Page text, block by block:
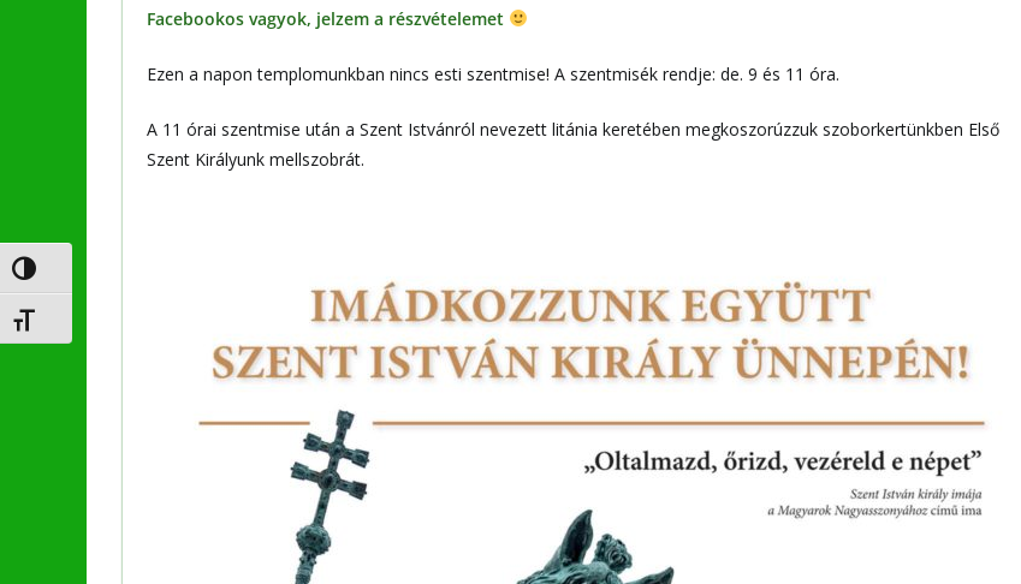
Nagy kontraszt váltása
Betűméret váltása
Facebookos vagyok, jelzem a részvételemet
Ezen a napon templomunkban nincs esti szentmise! A szentmisék rendje: de. 9 és 11 óra.
A 11 órai szentmise után a Szent Istvánról nevezett litánia keretében megkoszorúzzuk szoborkertünkben Első
Szent Királyunk mellszobrát.